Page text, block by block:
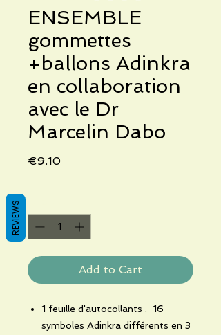
ENSEMBLE
gommettes
+ballons Adinkra
en collaboration
avec le Dr
Marcelin Dabo
€9.10Price
Add to Cart
1 feuille d'autocollants :
16
symboles Adinkra différents en 3
REVIEWS